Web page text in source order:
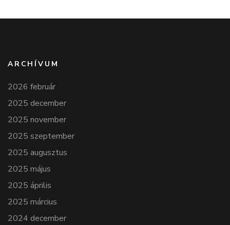
ARCHÍVUM
2026 február
2025 december
2025 november
2025 szeptember
2025 augusztus
2025 május
2025 április
2025 március
2024 december